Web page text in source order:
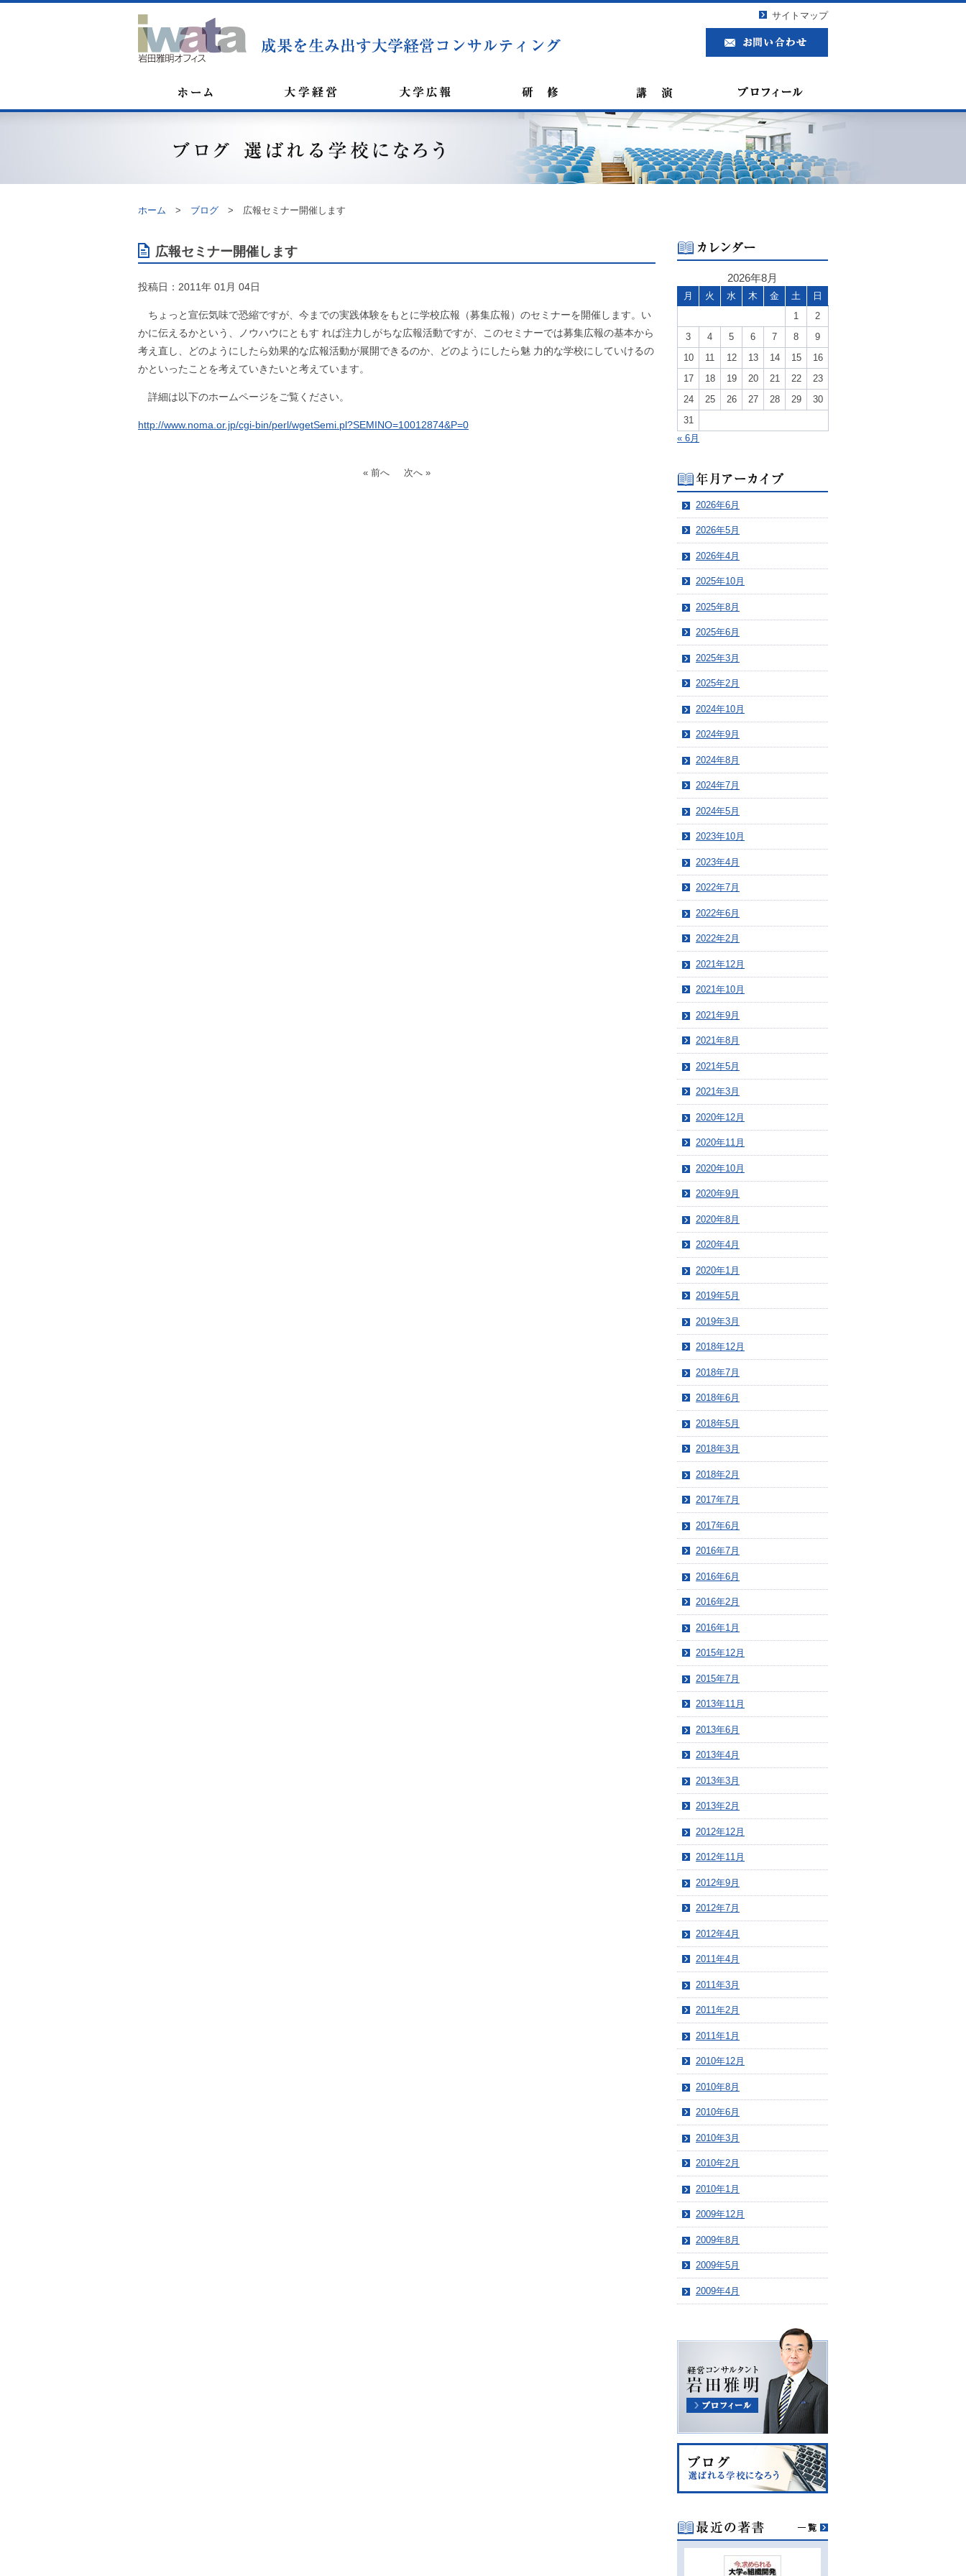
サイトマップ
ホーム > ブログ > 広報セミナー開催します
広報セミナー開催します
投稿日：2011年 01月 04日
ちょっと宣伝気味で恐縮ですが、今までの実践体験をもとに学校広報（募集広報）のセミナーを開催します。い
かに伝えるかという、ノウハウにともす れば注力しがちな広報活動ですが、このセミナーでは募集広報の基本から
考え直し、どのようにしたら効果的な広報活動が展開できるのか、どのようにしたら魅 力的な学校にしていけるの
かといったことを考えていきたいと考えています。
詳細は以下のホームページをご覧ください。
http://www.noma.or.jp/cgi-bin/perl/wgetSemi.pl?SEMINO=10012874&P=0
« 前へ 次へ »
2026年8月
月 火 水 木 金 土
日
1
2
3
4 5 6 7 8
9
10
11 12 13 14 15
16
17
18 19 20 21 22
23
24
25 26 27 28 29
30
31
« 6月
2026年6月
2026年5月
2026年4月
2025年10月
2025年8月
2025年6月
2025年3月
2025年2月
2024年10月
2024年9月
2024年8月
2024年7月
2024年5月
2023年10月
2023年4月
2022年7月
2022年6月
2022年2月
2021年12月
2021年10月
2021年9月
2021年8月
2021年5月
2021年3月
2020年12月
2020年11月
2020年10月
2020年9月
2020年8月
2020年4月
2020年1月
2019年5月
2019年3月
2018年12月
2018年7月
2018年6月
2018年5月
2018年3月
2018年2月
2017年7月
2017年6月
2016年7月
2016年6月
2016年2月
2016年1月
2015年12月
2015年7月
2013年11月
2013年6月
2013年4月
2013年3月
2013年2月
2012年12月
2012年11月
2012年9月
2012年7月
2012年4月
2011年4月
2011年3月
2011年2月
2011年1月
2010年12月
2010年8月
2010年6月
2010年3月
2010年2月
2010年1月
2009年12月
2009年8月
2009年5月
2009年4月